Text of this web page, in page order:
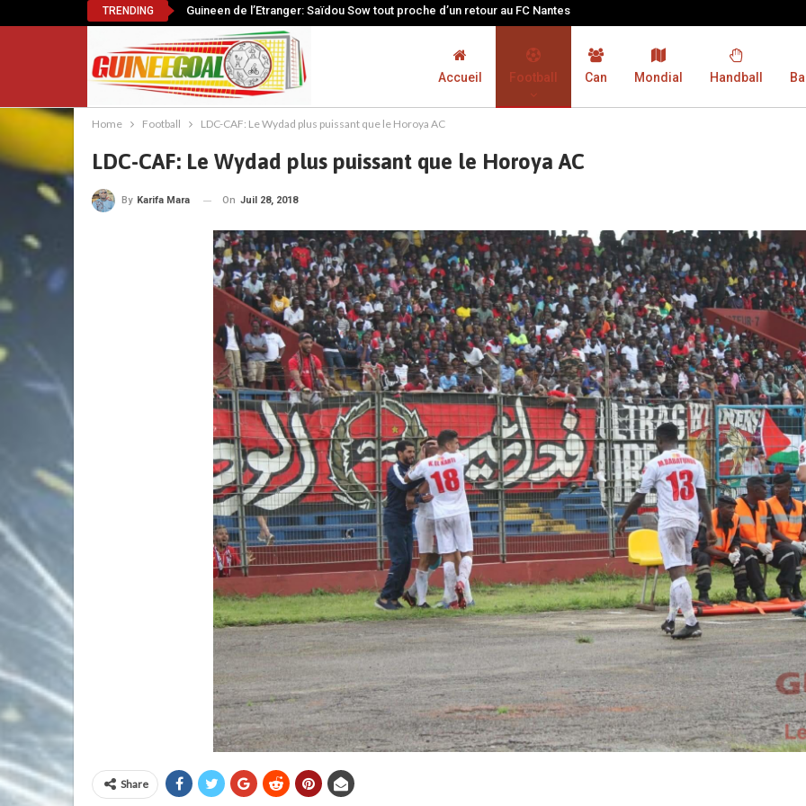
TRENDING Guineen de l’Etranger: Saïdou Sow tout proche d’un retour au FC Nantes
Accueil Football Can Mondial Handball
Home Football LDC-CAF: Le Wydad plus puissant que le Horoya AC
LDC-CAF: Le Wydad plus puissant que le Horoya AC
By Karifa Mara On Juil 28, 2018
Share